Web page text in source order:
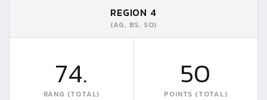
REGION 4
(AG, BS, SO)
74.
RANG (TOTAL)
50
POINTS (TOTAL)